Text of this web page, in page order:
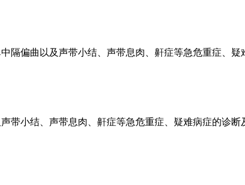
隔偏曲以及声带小结、声带息肉、鼾症等急危重症、
带小结、声带息肉、鼾症等急危重症、疑难病症的诊